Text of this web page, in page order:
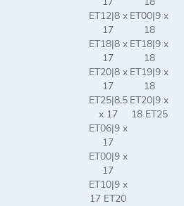
ET12|8 x
17
ET18|8 x
17
ET20|8 x
17
ET25|8,5
x 17
ET06|9 x
17
ET00|9 x
17
ET10|9 x
17 ET20
ET00|9 x
18
ET18|9 x
18
ET19|9 x
18
ET20|9 x
18 ET25